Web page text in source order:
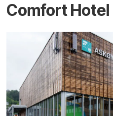
Comfort Hotel